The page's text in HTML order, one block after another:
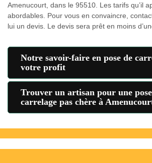
Amenucourt, dans le 95510. Les tarifs qu’il
abordables. Pour vous en convaincre,
lui un devis. Le devis sera prêt en moins
Notre savoir-faire en pose de
votre profit
Trouver un artisan pour une
carrelage pas chère à